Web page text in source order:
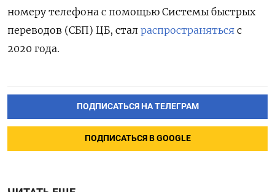
номеру телефона с помощью Системы быстрых
переводов (СБП) ЦБ, стал распространяться с
2020 года.
ПОДПИСАТЬСЯ НА ТЕЛЕГРАМ
ПОДПИСАТЬСЯ В GOOGLE